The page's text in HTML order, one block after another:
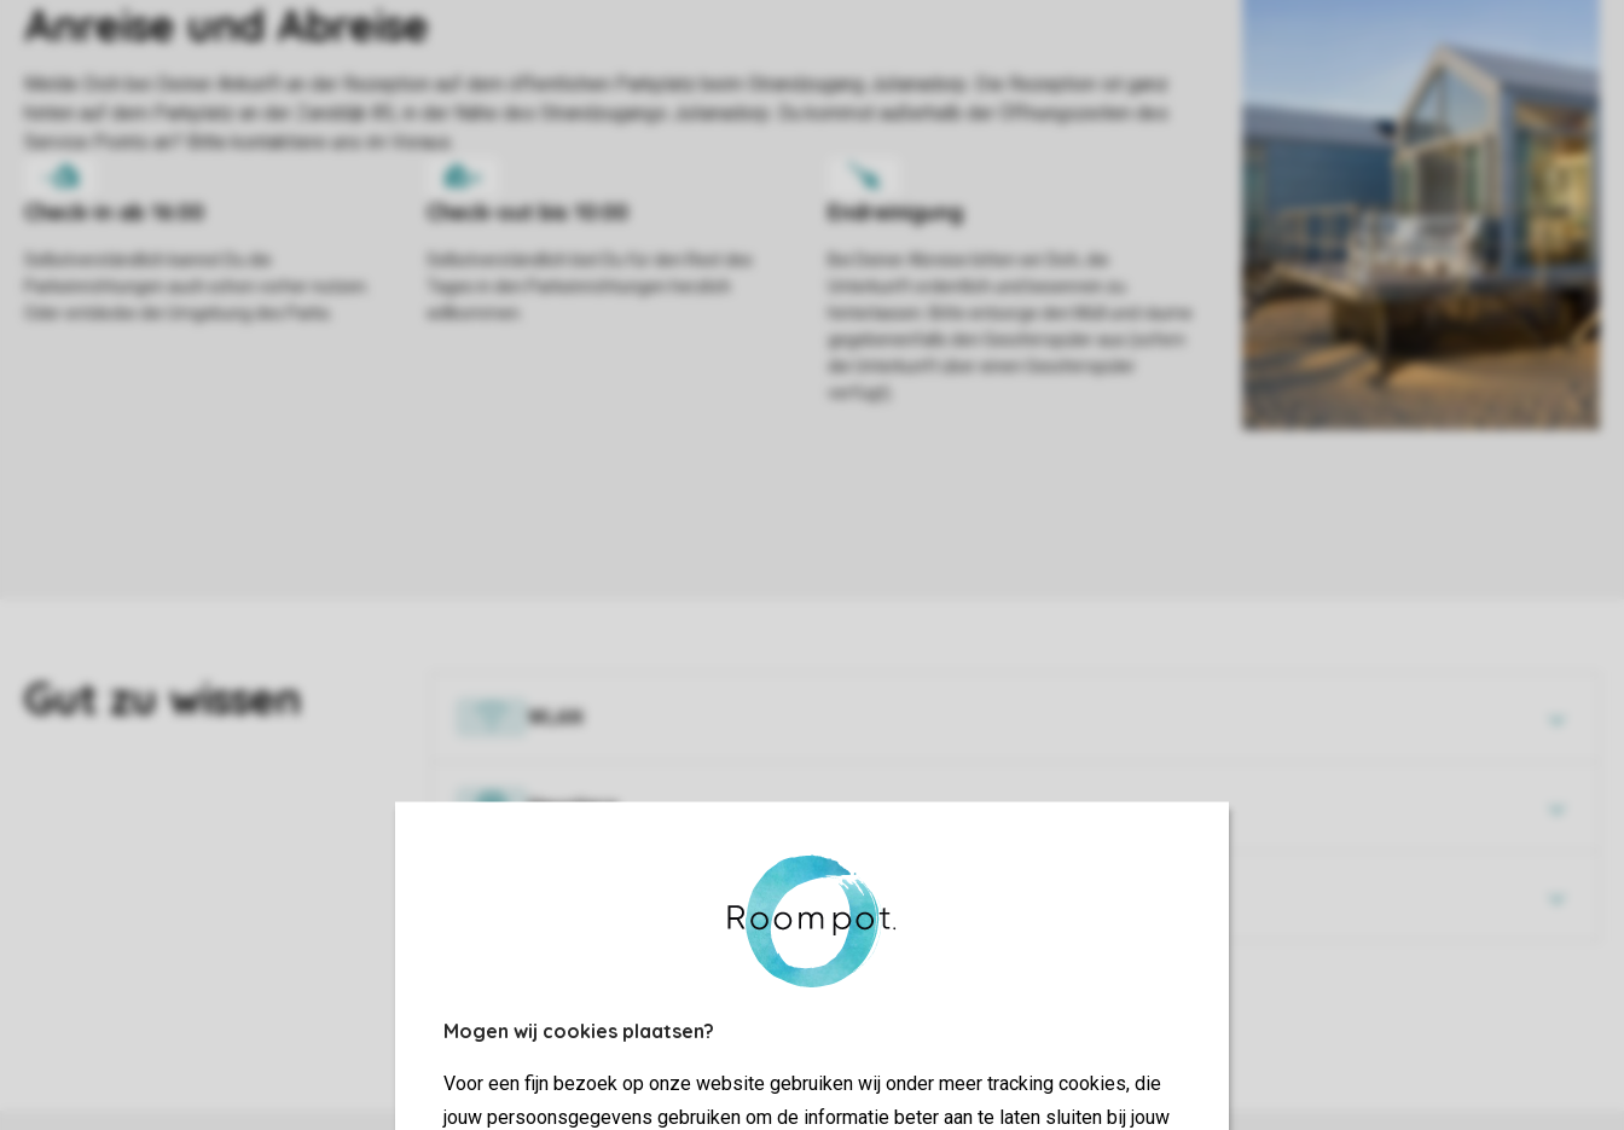
Mogen wij cookies plaatsen?
Voor een fijn bezoek op onze website gebruiken wij onder meer tracking cookies, die
jouw persoonsgegevens gebruiken om de informatie beter aan te laten sluiten bij jouw
Selbstverständlich kannst Du die
Parkeinrichtungen auch schon vorher nutzen.
Oder entdecke die Umgebung des Parks.
Selbstverständlich bist Du für den Rest des
Tages in den Parkeinrichtungen herzlich
willkommen.
Bei Deiner Abreise bitten wir Dich, die
Unterkunft ordentlich und besenrein zu
hinterlassen. Bitte entsorge den Müll und räume
gegebenenfalls den Geschirrspüler aus (sofern
die Unterkunft über einen Geschirrspüler
verfügt).
WLAN
Haustiere
Eingeschränkter Zugang